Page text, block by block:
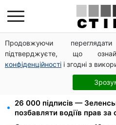
Продовжуючи
підтверджуєте, що
конфіденційності і згодні з
Затемнення 12 серпня:
гороскоп на 3–9 серпня
Новий знак на центральній
вантажівок заборонили
26 000 підписів —
позбавляти водіїв прав